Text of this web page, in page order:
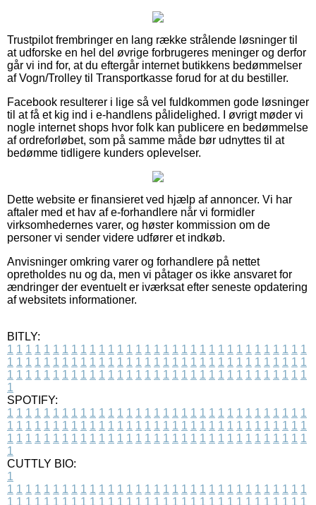
Trustpilot frembringer en lang række strålende løsninger til
at udforske en hel del øvrige forbrugeres meninger og derfor
går vi ind for, at du eftergår internet butikkens bedømmelser
af Vogn/Trolley til Transportkasse forud for at du bestiller.
Facebook resulterer i lige så vel fuldkommen gode løsninger
til at få et kig ind i e-handlens pålidelighed. I øvrigt møder vi
nogle internet shops hvor folk kan publicere en bedømmelse
af ordreforløbet, som på samme måde bør udnyttes til at
bedømme tidligere kunders oplevelser.
Dette website er finansieret ved hjælp af annoncer. Vi har
aftaler med et hav af e-forhandlere når vi formidler
virksomhedernes varer, og høster kommission om de
personer vi sender videre udfører et indkøb.
Anvisninger omkring varer og forhandlere på nettet
opretholdes nu og da, men vi påtager os ikke ansvaret for
ændringer der eventuelt er iværksat efter seneste opdatering
af websitets informationer.
BITLY:
1 1 1 1 1 1 1 1 1 1 1 1 1 1 1 1 1 1 1 1 1 1 1 1 1 1 1 1 1 1 1 1 1
1 1 1 1 1 1 1 1 1 1 1 1 1 1 1 1 1 1 1 1 1 1 1 1 1 1 1 1 1 1 1 1 1
1 1 1 1 1 1 1 1 1 1 1 1 1 1 1 1 1 1 1 1 1 1 1 1 1 1 1 1 1 1 1 1 1
1
SPOTIFY:
1 1 1 1 1 1 1 1 1 1 1 1 1 1 1 1 1 1 1 1 1 1 1 1 1 1 1 1 1 1 1 1 1
1 1 1 1 1 1 1 1 1 1 1 1 1 1 1 1 1 1 1 1 1 1 1 1 1 1 1 1 1 1 1 1 1
1 1 1 1 1 1 1 1 1 1 1 1 1 1 1 1 1 1 1 1 1 1 1 1 1 1 1 1 1 1 1 1 1
1
CUTTLY BIO:
1
1 1 1 1 1 1 1 1 1 1 1 1 1 1 1 1 1 1 1 1 1 1 1 1 1 1 1 1 1 1 1 1 1
1 1 1 1 1 1 1 1 1 1 1 1 1 1 1 1 1 1 1 1 1 1 1 1 1 1 1 1 1 1 1 1 1